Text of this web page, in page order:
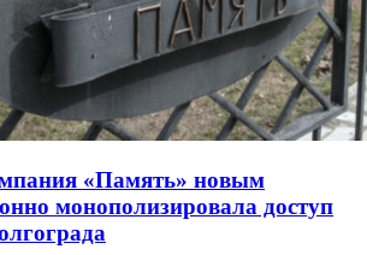
«Память» новым
монополизировала доступ